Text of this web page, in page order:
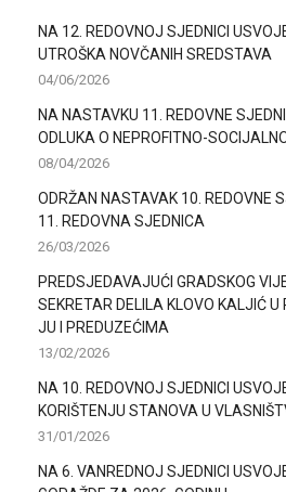
NA 12. REDOVNOJ SJEDNICI
UTROŠKA NOVČANIH SREDSTAVA
04/06/2026
NA NASTAVKU 11. REDOVNE
ODLUKA O NEPROFITNO-
08/04/2026
ODRŽAN NASTAVAK 10. REDOVNE
11. REDOVNA SJEDNICA
26/03/2026
PREDSJEDAVAJUĆI GRADSKOG
SEKRETAR DELILA KLOVO KALJIĆ
JU I PREDUZEĆIMA
13/02/2026
NA 10. REDOVNOJ SJEDNICI
KORIŠTENJU STANOVA U
31/01/2026
NA 6. VANREDNOJ SJEDNICI